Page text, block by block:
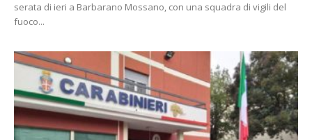
serata di ieri a Barbarano Mossano, con una squadra di vigili del
fuoco...